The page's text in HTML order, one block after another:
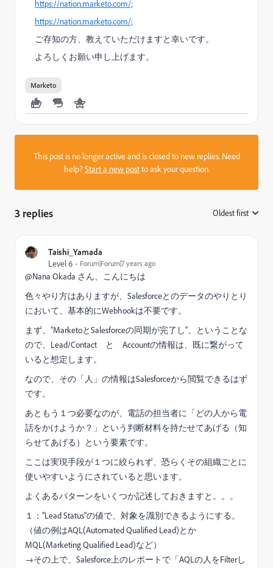
https://nation.marketo.com/;
https://nation.marketo.com/;
ご存知の方、教えていただけますと幸いです。
よろしくお願い申し上げます。
Marketo
This post is no longer active and is closed to new replies. Need
help?Start a new postto ask your question.
3 replies Oldest first
Taishi_Yamada
Level 6
Forum|Forum|7 years ago
@Nana Okada さん、こんにちは
色々やり方はありますが、Salesforceとのデータのやりとり
において、基本的にWebhookは不要です。
まず、”MarketoとSalesforceの同期が完了し”、ということな
ので、Lead/Contact と Accountの情報は、既に繋がって
いると想定します。
なので、その「人」の情報はSalesforceから閲覧できるはず
です。
あともう１つ必要なのが、電話の担当者に「どの人から電
話をかけようか？」という判断材料を持たせてあげる（知
らせてあげる）という要素です。
ここは実現手段が１つに絞られず、恐らくその組織ごとに
使いやすいようにされていると思います。
よくあるパターンをいくつか記述しておきますと。。。
１："Lead Status"の値で、対象を識別できるようにする。
（値の例はAQL(Automated Qualified Lead)とか
MQL(Marketing Qualified Lead)など）
→その上で、Salesforce上のレポートで「AQLの人をFilterし